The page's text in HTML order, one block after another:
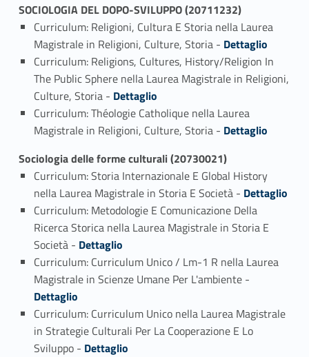
SOCIOLOGIA DEL DOPO-SVILUPPO (20711232)
Curriculum: Religioni, Cultura E Storia nella Laurea
Magistrale in Religioni, Culture, Storia - Link identifier #identifier_person_196111-1
Dettaglio
Curriculum: Religions, Cultures, History/Religion In
The Public Sphere nella Laurea Magistrale in Religioni,
Culture, Storia - Link identifier #identifier_person_117823-2
Dettaglio
Curriculum: Théologie Catholique nella Laurea
Magistrale in Religioni, Culture, Storia - Link identifier #identifier_person_119770-3
Dettaglio
Sociologia delle forme culturali (20730021)
Curriculum: Storia Internazionale E Global History
nella Laurea Magistrale in Storia E Società - Link identifier #identifier_person_129300-1
Dettaglio
Curriculum: Metodologie E Comunicazione Della
Ricerca Storica nella Laurea Magistrale in Storia E
Società - Link identifier #identifier_person_178745-2
Dettaglio
Curriculum: Curriculum Unico / Lm-1 R nella Laurea
Magistrale in Scienze Umane Per L'ambiente -
Dettaglio
Curriculum: Curriculum Unico nella Laurea Magistrale
in Strategie Culturali Per La Cooperazione E Lo
Sviluppo - Link identifier #identifier_person_12789-4
Dettaglio